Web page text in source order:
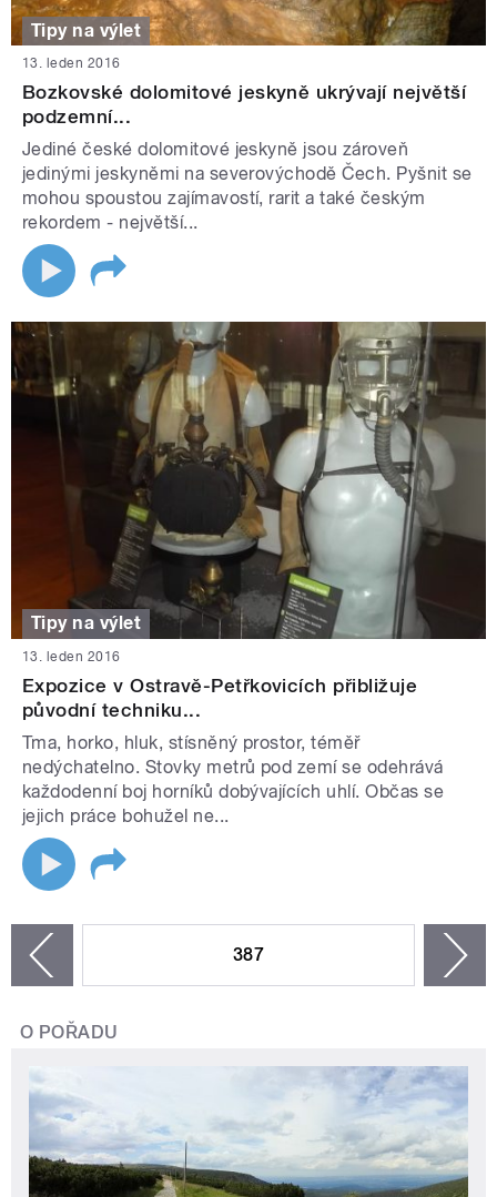
Tipy na výlet
13. leden 2016
Bozkovské dolomitové jeskyně ukrývají největší
podzemní...
Jediné české dolomitové jeskyně jsou zároveň
jedinými jeskyněmi na severovýchodě Čech. Pyšnit se
mohou spoustou zajímavostí, rarit a také českým
rekordem - největší...
Tipy na výlet
13. leden 2016
Expozice v Ostravě-Petřkovicích přibližuje
původní techniku...
Tma, horko, hluk, stísněný prostor, téměř
nedýchatelno. Stovky metrů pod zemí se odehrává
každodenní boj horníků dobývajících uhlí. Občas se
jejich práce bohužel ne...
387
O POŘADU